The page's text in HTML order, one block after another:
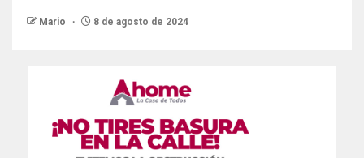
Mario 8 de agosto de 2024